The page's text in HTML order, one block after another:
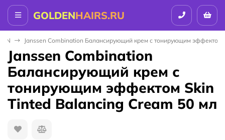
GOLDENHAIRS.RU
Janssen Combination Балансирующий крем с тонирующим эффектом
Janssen Combination
Балансирующий крем с
тонирующим эффектом Skin
Tinted Balancing Cream 50 мл